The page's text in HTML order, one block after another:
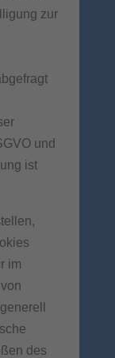
zur
und
ist
im
des